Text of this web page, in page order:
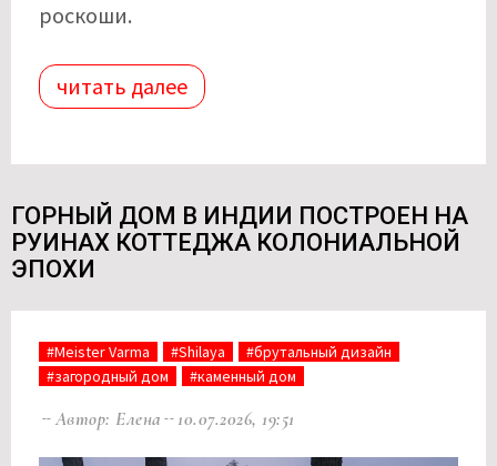
роскоши.
читать далее
ГОРНЫЙ ДОМ В ИНДИИ ПОСТРОЕН НА
РУИНАХ КОТТЕДЖА КОЛОНИАЛЬНОЙ
ЭПОХИ
#Meister Varma #Shilaya
#брутальный дизайн
#загородный дом
#каменный дом
Автор: Елена 10.07.2026, 19:51